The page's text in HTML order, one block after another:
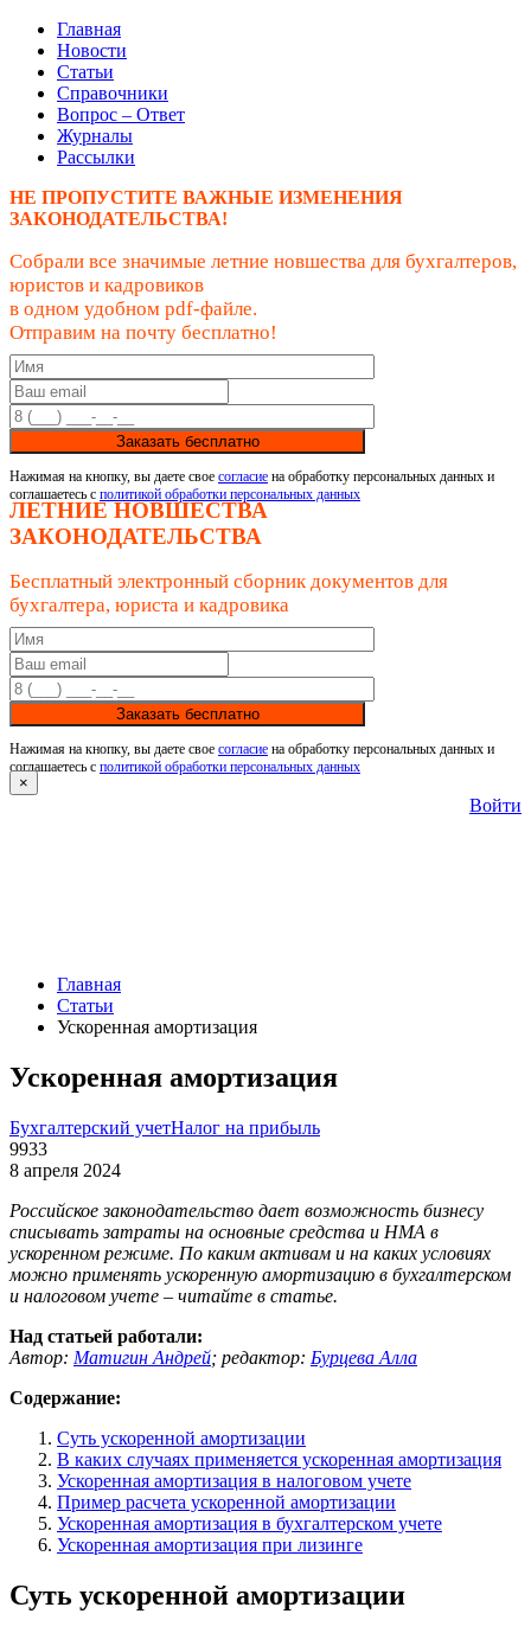
Главная
Новости
Статьи
Справочники
Вопрос – Ответ
Журналы
Рассылки
НЕ ПРОПУСТИТЕ ВАЖНЫЕ ИЗМЕНЕНИЯ
ЗАКОНОДАТЕЛЬСТВА!
Собрали все значимые летние новшества для бухгалтеров,
юристов и кадровиков
в одном удобном pdf-файле.
Отправим на почту бесплатно!
Заказать бесплатно
Нажимая на кнопку, вы даете свое согласие на обработку персональных данных и
соглашаетесь с политикой обработки персональных данных
ЛЕТНИЕ НОВШЕСТВА
ЗАКОНОДАТЕЛЬСТВА
Бесплатный электронный сборник документов для
бухгалтера, юриста и кадровика
Заказать бесплатно
Нажимая на кнопку, вы даете свое согласие на обработку персональных данных и
соглашаетесь с политикой обработки персональных данных
×
Войти
Главная
Статьи
Ускоренная амортизация
Ускоренная амортизация
Бухгалтерский учетНалог на прибыль
9933
8 апреля 2024
Российское законодательство дает возможность бизнесу
списывать затраты на основные средства и НМА в
ускоренном режиме. По каким активам и на каких условиях
можно применять ускоренную амортизацию в бухгалтерском
и налоговом учете – читайте в статье.
Над статьей работали:
Автор: Матигин Андрей; редактор: Бурцева Алла
Содержание:
Суть ускоренной амортизации
В каких случаях применяется ускоренная амортизация
Ускоренная амортизация в налоговом учете
Пример расчета ускоренной амортизации
Ускоренная амортизация в бухгалтерском учете
Ускоренная амортизация при лизинге
Суть ускоренной амортизации